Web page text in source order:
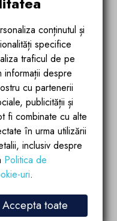
mari
de mobilier, ci o
designul si
ti spatiul exterior intr-
conținutul și
specifice
traficul de pe
informații despre
cu partenerii
publicității și
fi combinate cu alte
în urma utilizării
inclusiv despre
Politica de
uri.
Accepta toate